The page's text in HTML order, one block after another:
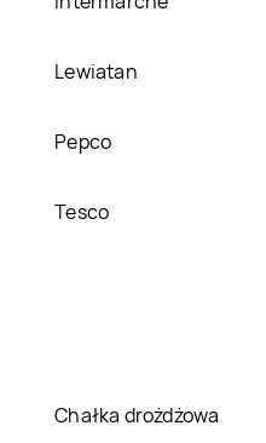
Lewiatan
Pepco
Tesco
Chałka drożdżowa